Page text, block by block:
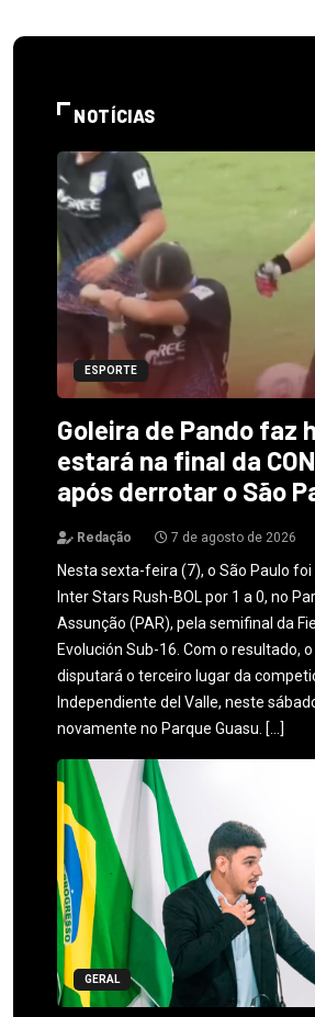
NOTÍCIAS
ESPORTE
Goleira de Pando faz
estará na final da
após derrotar o São
Redação 7 de agosto de 2026
Nesta sexta-feira (7), o São Paulo
Inter Stars Rush-BOL por 1 a 0, no
Assunção (PAR), pela semifinal da
Evolución Sub-16. Com o resultado,
disputará o terceiro lugar da
Independiente del Valle, neste
novamente no Parque Guasu. […]
GERAL